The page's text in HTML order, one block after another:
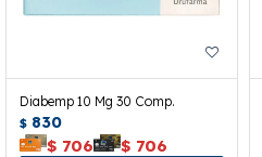
Diabemp 10 Mg 30 Comp.
$ 830
$ 706 $ 706